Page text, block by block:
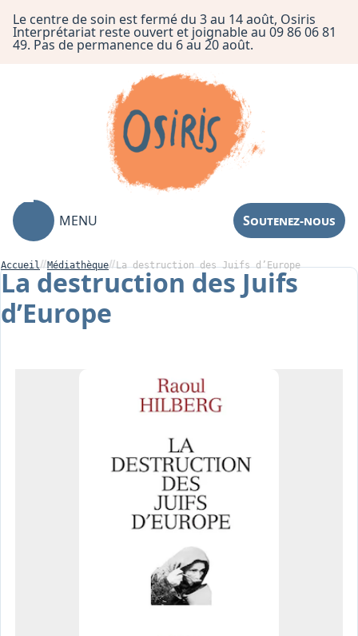
Le centre de soin est fermé du 3 au 14 août, Osiris
Interprétariat reste ouvert et joignable au 09 86 06 81
49. Pas de permanence du 6 au 20 août.
MENU Soutenez-nous
Association
Accueil Médiathèque La destruction des Juifs d’Europe
La destruction des Juifs
d’Europe